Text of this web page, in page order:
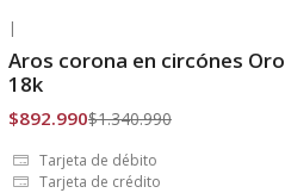
Envío Gratis
|
Aros corona en circónes Oro
18k
$892.990$1.340.990
Tarjeta de débito
Tarjeta de crédito